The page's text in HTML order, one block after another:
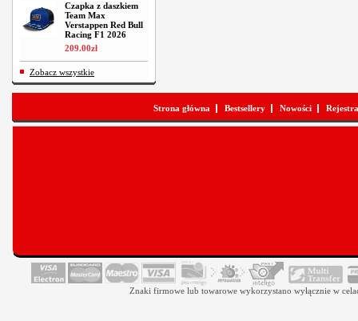
Czapka z daszkiem
Team Max
Verstappen Red Bull
Racing F1 2026
209.00zł
Zobacz wszystkie
Strona główna Bestsellery Nowości
Znaki firmowe lub towarowe wykorzystano wyłącznie w